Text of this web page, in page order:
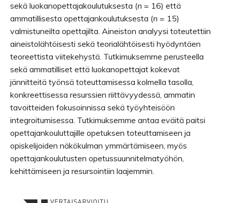
sekä luokanopettajakoulutuksesta (n = 16) että
ammatillisesta opettajankoulutuksesta (n = 15)
valmistuneilta opettajilta. Aineiston analyysi toteutettiin
aineistolähtöisesti sekä teorialähtöisesti hyödyntäen
teoreettista viitekehystä. Tutkimuksemme perusteella
sekä ammatilliset että luokanopettajat kokevat
jännitteitä työnsä toteuttamisessa kolmella tasolla,
konkreettisessa resurssien riittävyydessä, ammatin
tavoitteiden fokusoinnissa sekä työyhteisöön
integroitumisessa. Tutkimuksemme antaa eväitä paitsi
opettajankouluttajille opetuksen toteuttamiseen ja
opiskelijoiden näkökulman ymmärtämiseen, myös
opettajankoulutusten opetussuunnitelmatyöhön,
kehittämiseen ja resursointiin laajemmin.